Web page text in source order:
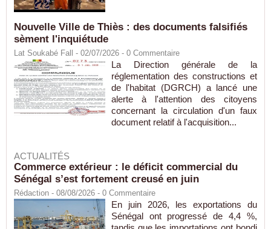
Nouvelle Ville de Thiès : des documents falsifiés
sèment l'inquiétude
Lat Soukabé Fall - 02/07/2026 - 0 Commentaire
La Direction générale de la
réglementation des constructions et
de l'habitat (DGRCH) a lancé une
alerte à l'attention des citoyens
concernant la circulation d'un faux
document relatif à l'acquisition...
ACTUALITÉS
Commerce extérieur : le déficit commercial du
Sénégal s’est fortement creusé en juin
Rédaction - 08/08/2026 - 0 Commentaire
En juin 2026, les exportations du
Sénégal ont progressé de 4,4 %,